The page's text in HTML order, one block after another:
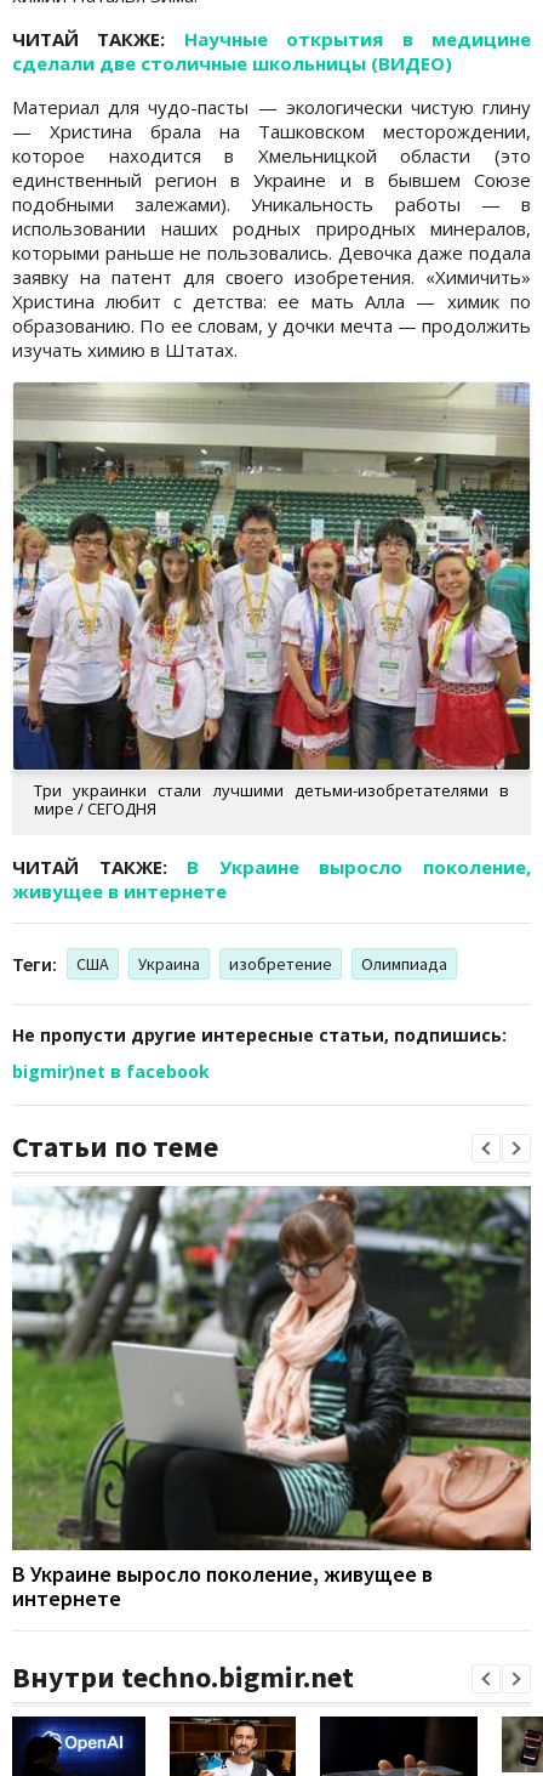
ЧИТАЙ ТАКЖЕ: Научные открытия в медицине
сделали две столичные школьницы (ВИДЕО)
Материал для чудо-пасты — экологически чистую глину
— Христина брала на Ташковском месторождении,
которое находится в Хмельницкой области (это
единственный регион в Украине и в бывшем Союзе
подобными залежами). Уникальность работы — в
использовании наших родных природных минералов,
которыми раньше не пользовались. Девочка даже подала
заявку на патент для своего изобретения. «Химичить»
Христина любит с детства: ее мать Алла — химик по
образованию. По ее словам, у дочки мечта — продолжить
изучать химию в Штатах.
Три украинки стали лучшими детьми-изобретателями в
мире / СЕГОДНЯ
ЧИТАЙ ТАКЖЕ: В Украине выросло поколение,
живущее в интернете
Теги: США Украина изобретение Олимпиада
Не пропусти другие интересные статьи, подпишись:
bigmir)net в facebook
Статьи по теме
В Украине выросло поколение, живущее в
интернете
Внутри techno.bigmir.net